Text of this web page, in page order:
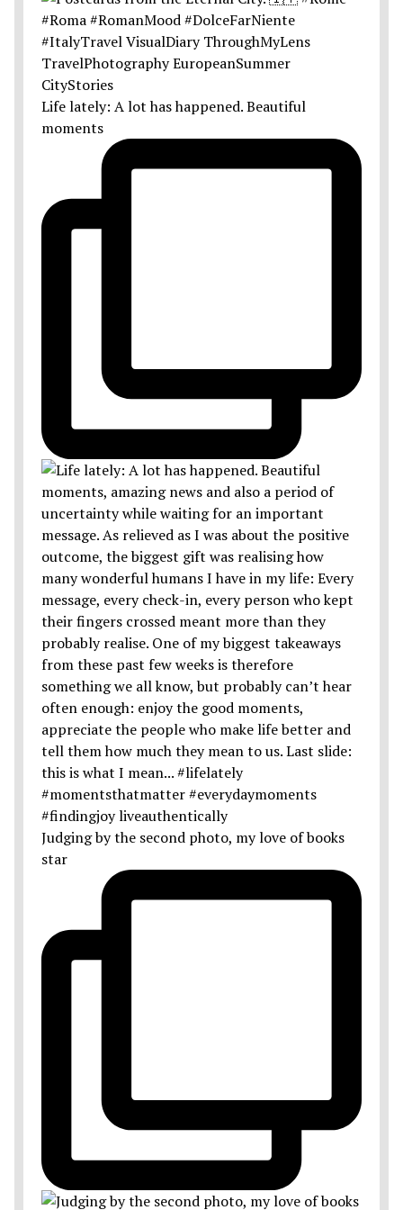
Life lately: A lot has happened. Beautiful
moments
Judging by the second photo, my love of books
star